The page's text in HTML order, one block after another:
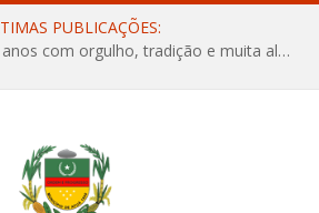
PUBLICAÇÕES:
Afuá comemora 136 anos com orgulho, tradição e muita alegria na Quadra Dr. Nelson Salomão